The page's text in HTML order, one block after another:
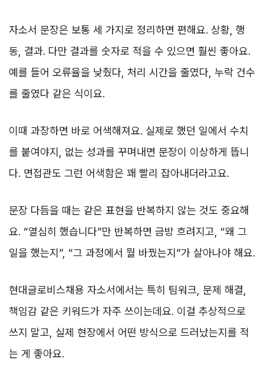
자소서 문장은 보통 세 가지로 정리하면 편해요. 상황, 행
동, 결과. 다만 결과를 숫자로 적을 수 있으면 훨씬 좋아요.
예를 들어 오류율을 낮췄다, 처리 시간을 줄였다, 누락 건수
를 줄였다 같은 식이요.
이때 과장하면 바로 어색해져요. 실제로 했던 일에서 수치
를 붙여야지, 없는 성과를 꾸며내면 문장이 이상하게 뜹니
다. 면접관도 그런 어색함은 꽤 빨리 잡아내더라고요.
문장 다듬을 때는 같은 표현을 반복하지 않는 것도 중요해
요. “열심히 했습니다”만 반복하면 금방 흐려지고, “왜 그
일을 했는지”, “그 과정에서 뭘 바꿨는지”가 살아나야 해요.
현대글로비스채용 자소서에서는 특히 팀워크, 문제 해결,
책임감 같은 키워드가 자주 쓰이는데요. 이걸 추상적으로
쓰지 말고, 실제 현장에서 어떤 방식으로 드러났는지를 적
는 게 좋아요.